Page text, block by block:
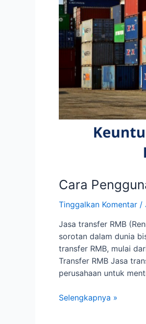
Cara
Tinggalkan Komentar /
Jasa transfer RMB
sorotan dalam dunia
transfer RMB, mulai
Transfer RMB Jasa
perusahaan untuk
Cara
Selengkapnya »